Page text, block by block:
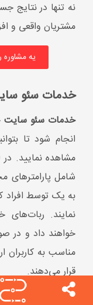
مشاهده نمایید. در
شامل پارامترهای
به یک توسط افراد
نمایند.
مناسب به کاربران
قرار می‌دهند.